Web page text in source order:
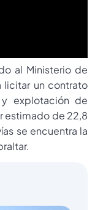
al Ministerio de
licitar un contrato
explotación de
estimado de 22,8
se encuentra la